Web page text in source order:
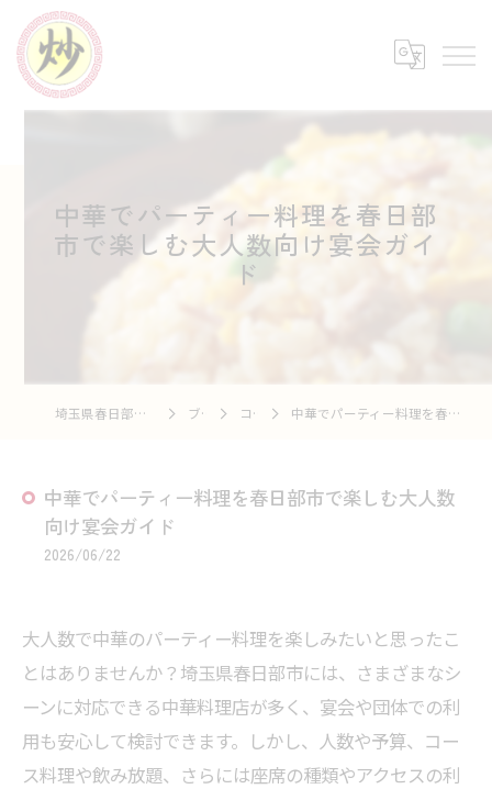
中華でパーティー料理を春日部
市で楽しむ大人数向け宴会ガイ
ド
埼玉県春日部の中華なら中華市場 炒 ブログ コラム 中華でパーティー料理を春日部市で楽しむ大人数向け宴会ガイド
中華でパーティー料理を春日部市で楽しむ大人数
向け宴会ガイド
2026/06/22
大人数で中華のパーティー料理を楽しみたいと思ったこ
とはありませんか？埼玉県春日部市には、さまざまなシ
ーンに対応できる中華料理店が多く、宴会や団体での利
用も安心して検討できます。しかし、人数や予算、コー
ス料理や飲み放題、さらには座席の種類やアクセスの利